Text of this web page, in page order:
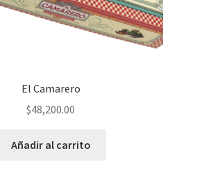
El Camarero
$48,200.00
Añadir al carrito